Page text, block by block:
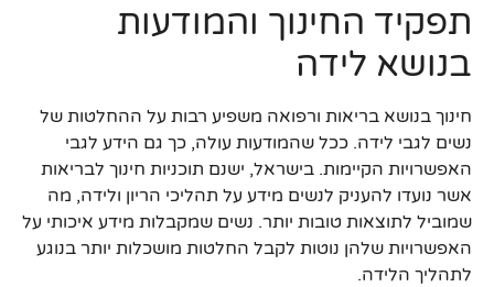
תפקיד החינוך והמודעות
בנושא לידה
חינוך בנושא בריאות ורפואה משפיע רבות על ההחלטות של
נשים לגבי לידה. ככל שהמודעות עולה, כך גם הידע לגבי
האפשרויות הקיימות. בישראל, ישנם תוכניות חינוך לבריאות
אשר נועדו להעניק לנשים מידע על תהליכי הריון ולידה, מה
שמוביל לתוצאות טובות יותר. נשים שמקבלות מידע איכותי על
האפשרויות שלהן נוטות לקבל החלטות מושכלות יותר בנוגע
לתהליך הלידה.